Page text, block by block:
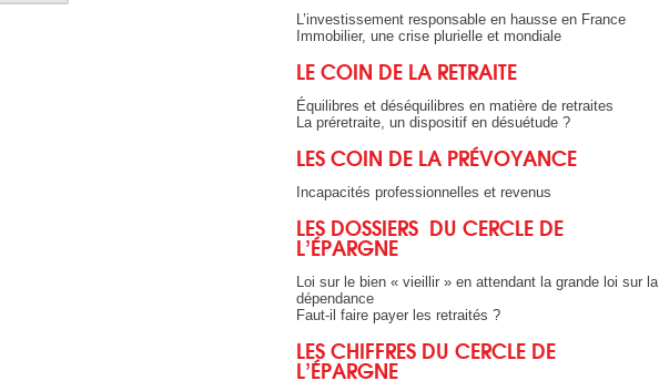
L’investissement responsable en hausse en France
Immobilier, une crise plurielle et mondiale
LE COIN DE LA RETRAITE
Équilibres et déséquilibres en matière de retraites
La préretraite, un dispositif en désuétude ?
LES COIN DE LA PRÉVOYANCE
Incapacités professionnelles et revenus
LES DOSSIERS DU CERCLE DE
L’ÉPARGNE
Loi sur le bien « vieillir » en attendant la grande loi sur la
dépendance
Faut-il faire payer les retraités ?
LES CHIFFRES DU CERCLE DE
L’ÉPARGNE